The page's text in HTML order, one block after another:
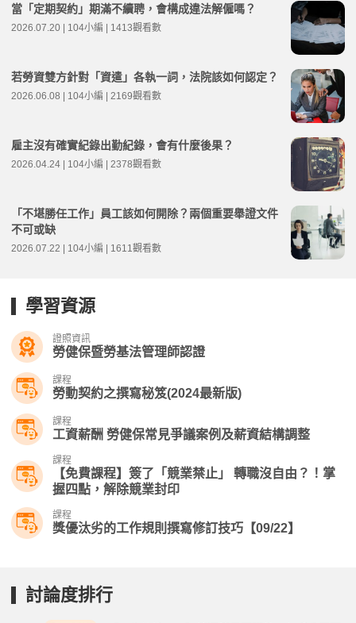
當「定期契約」期滿不續聘，會構成違法解僱嗎？
2026.07.20 | 104小編 | 1413觀看數
若勞資雙方針對「資遣」各執一詞，法院該如何認定？
2026.06.08 | 104小編 | 2169觀看數
雇主沒有確實紀錄出勤紀錄，會有什麼後果？
2026.04.24 | 104小編 | 2378觀看數
「不堪勝任工作」員工該如何開除？兩個重要舉證文件
不可或缺
2026.07.22 | 104小編 | 1611觀看數
學習資源
證照資訊
勞健保暨勞基法管理師認證
課程
勞動契約之撰寫秘笈(2024最新版)
課程
工資薪酬 勞健保常見爭議案例及薪資結構調整
課程
【免費課程】簽了「競業禁止」 轉職沒自由？！掌
握四點，解除競業封印
課程
獎優汰劣的工作規則撰寫修訂技巧【09/22】
討論度排行